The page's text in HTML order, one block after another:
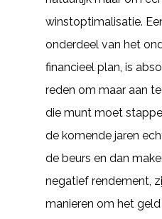
winstoptimalisatie.
onderdeel van het
financieel plan, is
reden om maar aan
die munt moet
de komende jaren
de beurs en dan
negatief rendement,
manieren om het